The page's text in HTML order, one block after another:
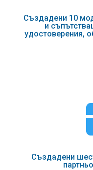
Създадени 10
и
удостоверения,
Създадени